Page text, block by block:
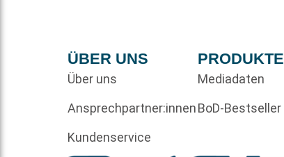
ÜBER UNS
Über uns
Ansprechpartner:innen
Kundenservice
PRODUKTE
Mediadaten
BoD-Bestseller